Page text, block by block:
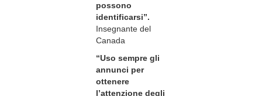
possono
identificarsi”.
Insegnante del
Canada
“Uso sempre gli
annunci per
ottenere
l’attenzione degli